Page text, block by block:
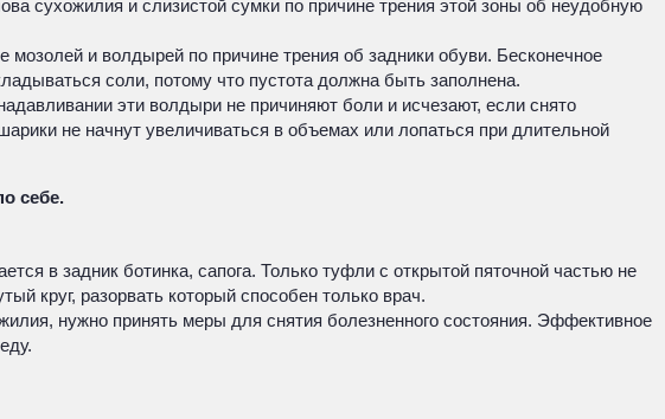
сухожилия и слизистой сумки по причине трения этой зоны об неудобную
мозолей и волдырей по причине трения об задники обуви. Бесконечное
соли, потому что пустота должна быть заполнена.
эти волдыри не причиняют боли и исчезают, если снято
не начнут увеличиваться в объемах или лопаться при длительной
себе.
в задник ботинка, сапога. Только туфли с открытой пяточной частью не
круг, разорвать который способен только врач.
нужно принять меры для снятия болезненного состояния. Эффективное